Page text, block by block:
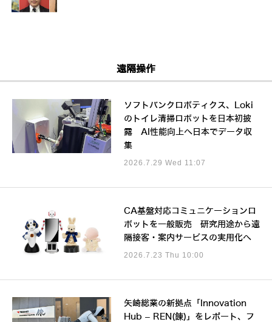
遠隔操作
ソフトバンクロボティクス、Loki
のトイレ清掃ロボットを日本初披
露 AI性能向上へ日本でデータ収
集
2026.7.29 Wed 11:07
CA基盤対応コミュニケーションロ
ボットを一般販売 研究用途から遠
隔接客・案内サービスの実用化へ
2026.7.23 Thu 10:00
矢崎総業の新拠点「Innovation
Hub – REN(錬)」をレポート、フ